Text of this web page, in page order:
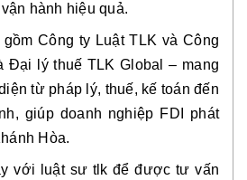
hành hiệu quả.
Công ty Luật TLK và Công
Đại lý thuế TLK Global – mang
từ pháp lý, thuế, kế toán đến
giúp doanh nghiệp FDI phát
Hòa.
với luật sư tlk để được tư vấn